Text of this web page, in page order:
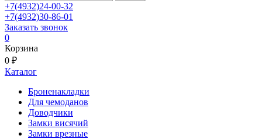
+7(4932)24-00-32
+7(4932)30-86-01
Заказать звонок
0
Корзина
0 ₽
Каталог
Броненакладки
Для чемоданов
Доводчики
Замки висячий
Замки врезные